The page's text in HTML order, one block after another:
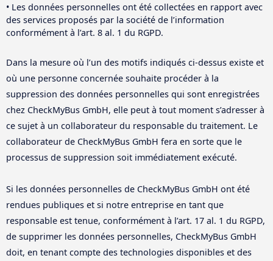
• Les données personnelles ont été collectées en rapport avec
des services proposés par la société de l’information
conformément à l’art. 8 al. 1 du RGPD.
Dans la mesure où l’un des motifs indiqués ci-dessus existe et
où une personne concernée souhaite procéder à la
suppression des données personnelles qui sont enregistrées
chez CheckMyBus GmbH, elle peut à tout moment s’adresser à
ce sujet à un collaborateur du responsable du traitement. Le
collaborateur de CheckMyBus GmbH fera en sorte que le
processus de suppression soit immédiatement exécuté.
Si les données personnelles de CheckMyBus GmbH ont été
rendues publiques et si notre entreprise en tant que
responsable est tenue, conformément à l’art. 17 al. 1 du RGPD,
de supprimer les données personnelles, CheckMyBus GmbH
doit, en tenant compte des technologies disponibles et des